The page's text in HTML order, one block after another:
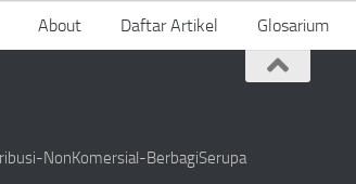
About Daftar Artikel Glosarium
NonKomersial-BerbagiSerupa